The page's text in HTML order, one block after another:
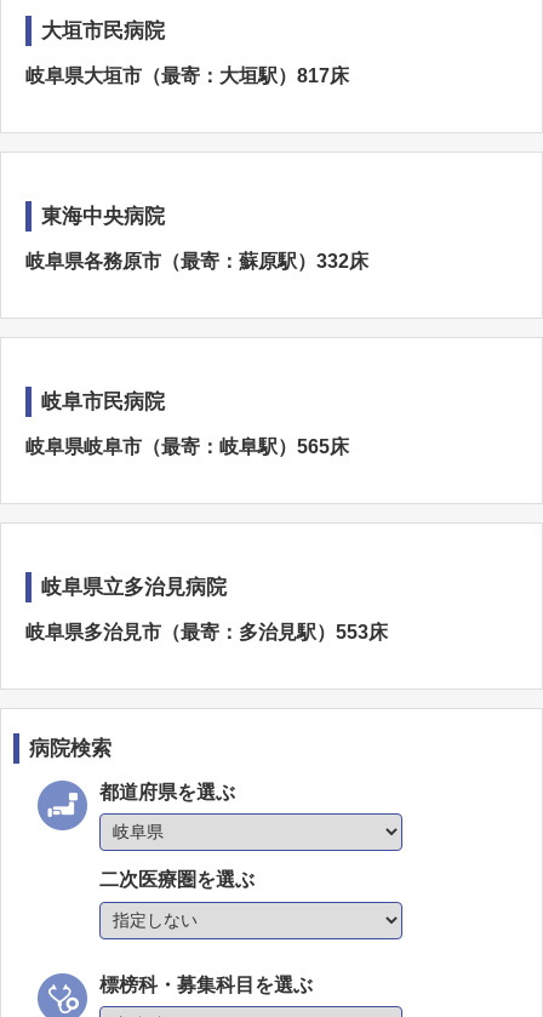
大垣市民病院
岐阜県大垣市（最寄：大垣駅）817床
東海中央病院
岐阜県各務原市（最寄：蘇原駅）332床
岐阜市民病院
岐阜県岐阜市（最寄：岐阜駅）565床
岐阜県立多治見病院
岐阜県多治見市（最寄：多治見駅）553床
病院検索
都道府県を選ぶ
二次医療圏を選ぶ
標榜科・募集科目を選ぶ